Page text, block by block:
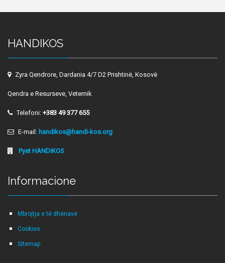
HANDIKOS
Zyra Qendrore, Dardania 4/7 D2 Prishtinë, Kosovë
Qendra e Resurseve, Veternik
Telefoni: +383 49 377 655
E-mail: handikos@handi-kos.org
Pyet HANDIKOS
Informacione
Mbrojtja e të dhënave
Cookies.
Sitemap